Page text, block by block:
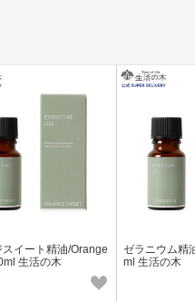
スイート精油/Orange
生活の木
ゼラニウム精
ml 生活の木